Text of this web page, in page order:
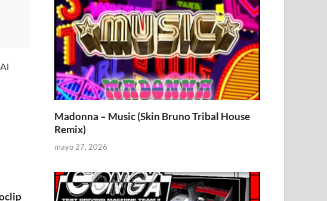
Madonna – Music (Skin Bruno Tribal House
Remix)
mayo 27, 2026